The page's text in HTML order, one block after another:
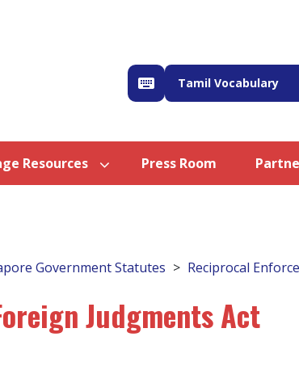
Tamil Vocabulary
Resources Press Room
Government Statutes Reciprocal
Judgments Act